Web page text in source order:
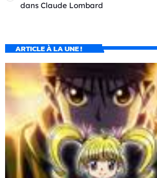
dans Claude Lombard
ARTICLE À LA UNE !